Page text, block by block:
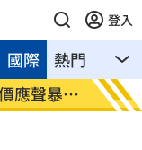
登入
熱門 影音
國際
擴大對中合作